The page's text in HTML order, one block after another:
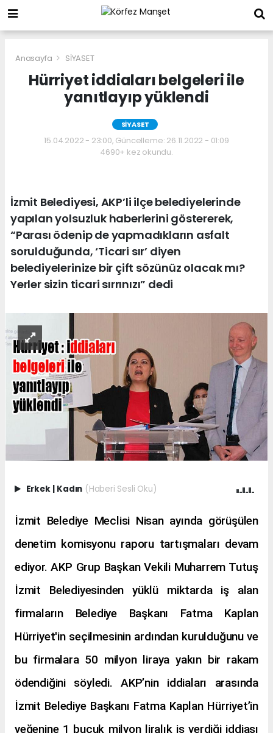
Anasayfa SİYASET
Hürriyet iddiaları belgeleri ile
yanıtlayıp yüklendi
SİYASET
15.04.2022 - 23:00, Güncelleme: 26.11.2022 - 01:09
4690+ kez okundu.
İzmit Belediyesi, AKP’li ilçe belediyelerinde
yapılan yolsuzluk haberlerini göstererek,
“Parası ödenip de yapmadıkların asfalt
sorulduğunda, ‘Ticari sır’ diyen
belediyelerinize bir çift sözünüz olacak mı?
Yerler sizin ticari sırrınızı” dedi
Erkek | Kadın (Haberi Sesli Oku)
İzmit Belediye Meclisi Nisan ayında görüşülen
denetim komisyonu raporu tartışmaları devam
ediyor. AKP Grup Başkan Vekili Muharrem Tutuş
İzmit Belediyesinden yüklü miktarda iş alan
firmaların Belediye Başkanı Fatma Kaplan
Hürriyet'in seçilmesinin ardındankurulduğunu ve
bu firmalara 50 milyon liraya yakın bir rakam
ödendiğini söyledi. AKP’nin iddiaları arasında
İzmit Belediye Başkanı Fatma Kaplan Hürriyet’in
yeğenine 1 buçuk milyon liralık iş verdiği iddiası